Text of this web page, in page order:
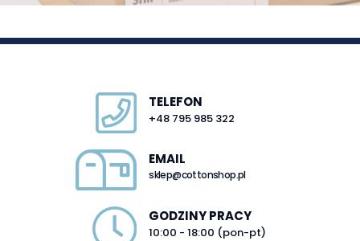
TELEFON
+48 795 985 322
EMAIL
sklep@cottonshop.pl
GODZINY PRACY
10:00 - 18:00 (pon-pt)